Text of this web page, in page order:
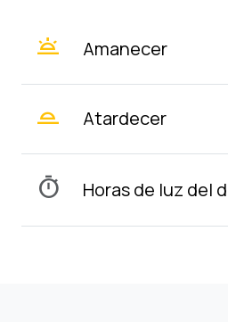
wb_twilight Amanecer
wb_twilight_2 Atardecer
timer Horas de luz del